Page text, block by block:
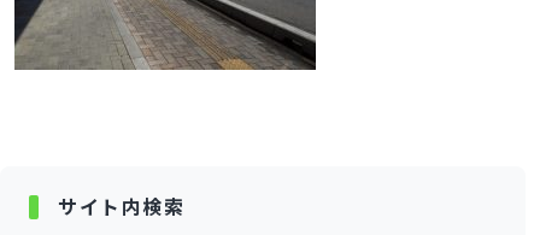
サイト内検索